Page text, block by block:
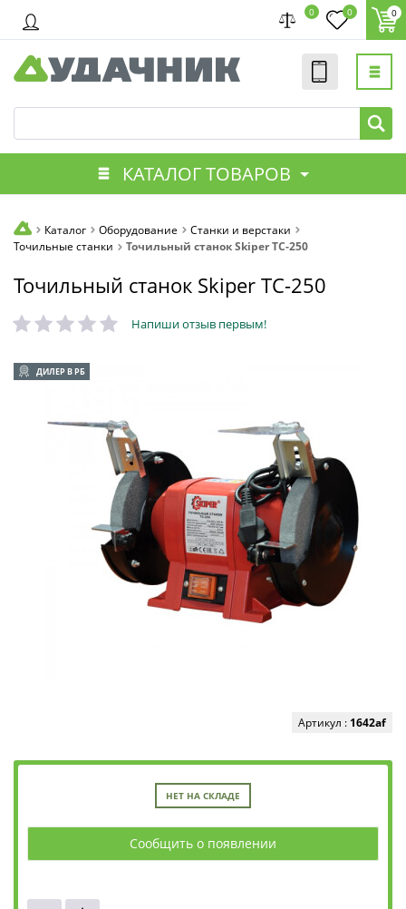
0 0 0
КАТАЛОГ ТОВАРОВ
Каталог Оборудование
Станки и верстаки
Точильные станки
Точильный станок Skiper ТС-250
Точильный станок Skiper ТС-250
Напиши отзыв первым!
ДИЛЕР В РБ
Артикул : 1642af
НЕТ НА СКЛАДЕ
Сообщить о появлении